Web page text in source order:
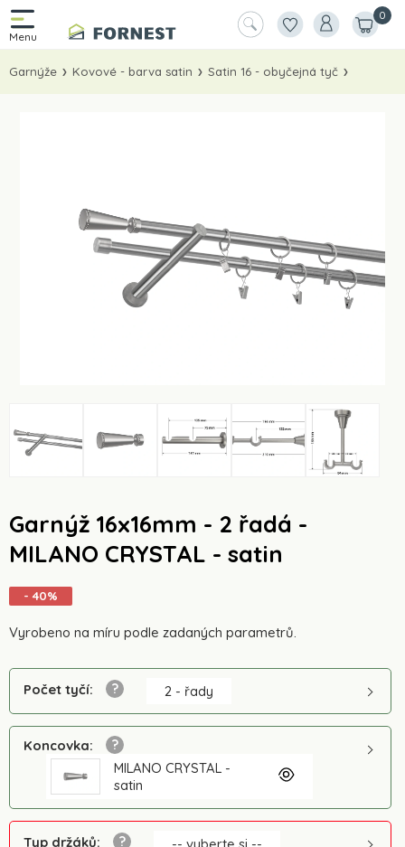
0
Garnýže Kovové - barva satin Satin 16 - obyčejná tyč
Garnýž 16x16mm - 2 řadá -
MILANO CRYSTAL - satin
- 40%
Vyrobeno na míru podle zadaných parametrů.
Počet tyčí: 2 - řady
Koncovka:
MILANO CRYSTAL -
satin
Typ držáků: -- vyberte si --